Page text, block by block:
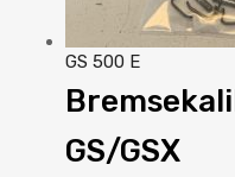
GS 500 E
GS/GSX